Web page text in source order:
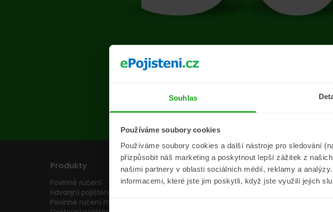
Souhlas
Používáme soubory cookies
Používáme soubory cookies a další nástroje pro sledování
přizpůsobit náš marketing a poskytnout lepší zážitek z
našimi partnery v oblasti sociálních médií, reklamy a
informacemi, které jste jim poskytli, když jste využili jejich
Na stránce se
Přejít na
Produkty
Povinné ručení
Havarijní pojištění
Povinné ručení motocyklu
Pojišťovny
Pojišťovny
Informace
Aktuality